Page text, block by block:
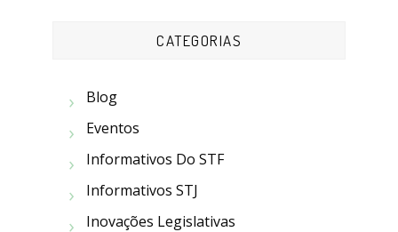
CATEGORIAS
Blog
Eventos
Informativos Do STF
Informativos STJ
Inovações Legislativas